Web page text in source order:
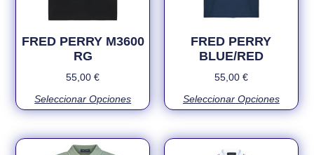
FRED PERRY M3600
RG
55,00€
Seleccionar Opciones
FRED PERRY
BLUE/RED
55,00 €
Seleccionar Opciones